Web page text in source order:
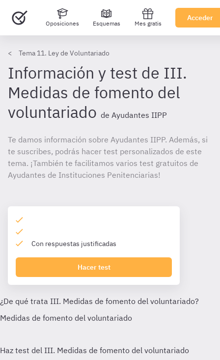
Oposiciones Esquemas Mes gratis
Acceder
Tema 11. Ley de Voluntariado
Información y test de III.
Medidas de fomento del
voluntariado de Ayudantes IIPP
Te damos información sobre Ayudantes IIPP. Además, si
te suscribes, podrás hacer test personalizados de este
tema. ¡También te facilitamos varios test gratuitos de
Ayudantes de Instituciones Penitenciarias!
Con respuestas justificadas
Hacer test